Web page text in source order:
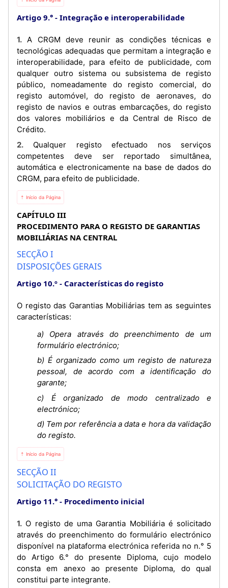
Artigo 9.° Integração e interoperabilidade
1. A CRGM deve reunir as condições técnicas e
tecnológicas adequadas que permitam a integração e
interoperabilidade, para efeito de publicidade, com
qualquer outro sistema ou subsistema de registo
público, nomeadamente do registo comercial, do
registo automóvel, do registo de aeronaves, do
registo de navios e outras embarcações, do registo
dos valores mobiliários e da Central de Risco de
Crédito.
2. Qualquer registo efectuado nos serviços
competentes deve ser reportado simultânea,
automática e electronicamente na base de dados do
CRGM, para efeito de publicidade.
⇡ Início da Página
CAPÍTULO III
PROCEDIMENTO PARA O REGISTO DE GARANTIAS
MOBILIÁRIAS NA CENTRAL
SECÇÃO I
DISPOSIÇÕES GERAIS
Artigo 10.º Características do registo
O registo das Garantias Mobiliárias tem as seguintes
características:
a) Opera através do preenchimento de um
formulário electrónico;
b) É organizado como um registo de natureza
pessoal, de acordo com a identificação do
garante;
c) É organizado de modo centralizado e
electrónico;
d) Tem por referência a data e hora da validação
do registo.
⇡ Início da Página
SECÇÃO II
SOLICITAÇÃO DO REGISTO
Artigo 11.° Procedimento inicial
1. O registo de uma Garantia Mobiliária é solicitado
através do preenchimento do formulário electrónico
disponível na plataforma electrónica referida no n.° 5
do Artigo 6.° do presente Diploma, cujo modelo
consta em anexo ao presente Diploma, do qual
constitui parte integrante.